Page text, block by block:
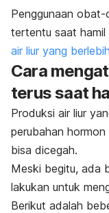
Penggunaan
tertentu saat hamil
air liur yang
Cara
terus saat
Produksi air liur
perubahan
bisa dicegah.
Meski begitu, ada
lakukan untuk
Berikut adalah